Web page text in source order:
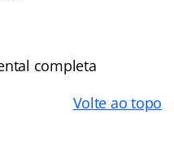
completa
Volte ao topo